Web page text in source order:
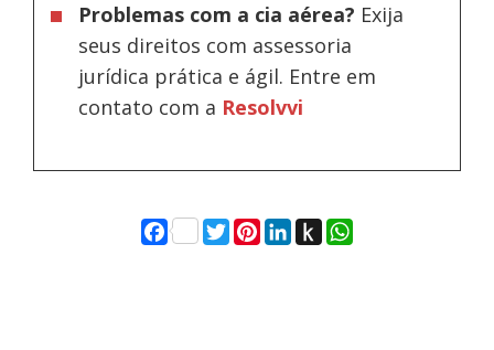
Problemas com a cia aérea? Exija
seus direitos com assessoria
jurídica prática e ágil. Entre em
contato com a Resolvvi
Facebook
Twitter
Pinterest
LinkedIn
Push
to
WhatsApp